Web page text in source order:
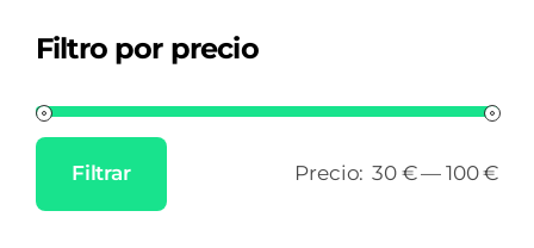
Filtro por precio
Filtrar Precio: 30 €— 100 €